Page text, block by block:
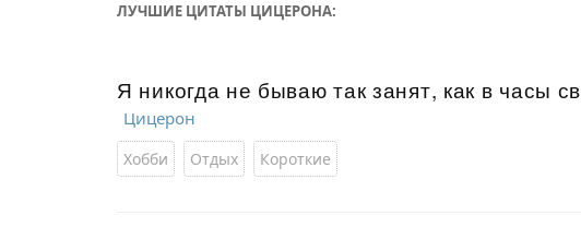
ЛУЧШИЕ ЦИТАТЫ ЦИЦЕРОНА:
Я никогда не бываю так занят, как в часы
Цицерон
Хобби Отдых Короткие